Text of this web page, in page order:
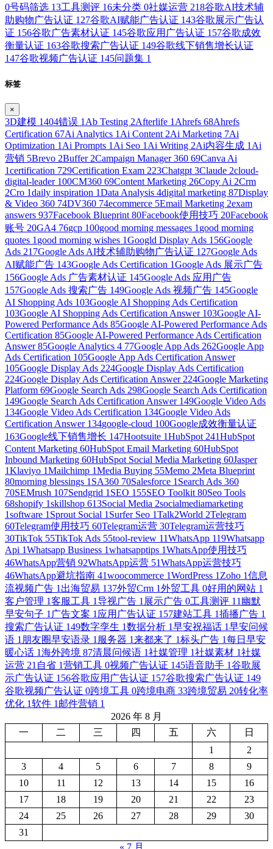
0号码筛选 13工具测评 16未分类 0社媒运营 218谷歌AI技术辅
助购物广告认证 127谷歌AI赋能广告认证 143谷歌展示广告认
证 156谷歌广告素材认证 145谷歌应用广告认证 157谷歌成效
衡量认证 163谷歌搜索广告认证 149谷歌线下销售增长认证
147谷歌视频广告认证 145问题集 1
标签
×
3D建模 1404错误 1 Ab Testing 2Afterlife 1 Ahrefs 68Ahrefs
Certification 67Ai Analytics 1 Ai Content 2Ai Marketing 7Ai
Optimization 1 Ai Prompts 1 Ai Seo 1 Ai Writing 2Ai内容生成 1 Ai
营销 5Brevo 2Buffer 2Campaign Manager 360 69Canva Ai
1certification 729Certification Exam 223Chatgpt 3Claude 2cloud-
digital-leader 100CM360 69Content Marketing 26Copy Ai 2Crm
2Cro 1daily inspiration 1Data Analysis 4digital marketing 87Display
& Video 360 74DV360 74ecommerce 5Email Marketing 2exam
answers 937Facebook Blueprint 80Facebook使用技巧 20Facebook
账号 20GA4 76gcp 100good morning messages 1 good morning
quotes 1 good morning wishes 1Googld Display Ads 156Google
Ads 217Google Ads AI技术辅助购物广告认证 127Google Ads
AI赋能广告 143Google Ads Certification 1Google Ads 展示广告
156Google Ads 广告素材认证 145Google Ads 应用广告
157Google Ads 搜索广告 149Google Ads 视频广告 145Google
AI Shopping Ads 103Google AI Shopping Ads Certification
103Google AI Shopping Ads Certification Answer 103Google AI-
Powered Performance Ads 85Google AI-Powered Performance Ads
Certification 85Google AI-Powered Performance Ads Certification
Answer85Google Analytics 4 77Google App Ads 262Google App
Ads Certification 105Google App Ads Certification Answer
105Google Display Ads 224Google Display Ads Certification
224Google Display Ads Certification Answer 224Google Marketing
Platform 69Google Search Ads 298Google Search Ads Certification
149Google Search Ads Certification Answer 149Google Video Ads
134Google Video Ads Certification 134Google Video Ads
Certification Answer 134google-cloud 100Google成效衡量认证
163Google线下销售增长 147Hootsuite 1HubSpot 241HubSpot
Content Marketing 60HubSpot Email Marketing 60HubSpot
Inbound Marketing 60HubSpot Social Media Marketing 60Jasper
1Klaviyo 1Mailchimp 1Media Buying 55Memo 2Meta Blueprint
80morning blessings 1 SA360 70Salesforce 1 Search Ads 360
70SEMrush 107Sendgrid 1 SEO 155SEO Toolkit 80Seo Tools
68shopify 1skillshop 613Social Media 2socialmediamarketing
1software 1 Sprout Social 1 Surfer Seo 1Talk2World 2Telegram
60Telegram使用技巧 60Telegram运营 30Telegram运营技巧
30TikTok 55TikTok Ads 55tool-review 11WhatsApp 119Whatsapp
Api 1Whatsapp Business 1whatsapptips 1WhatsApp使用技巧
46WhatsApp营销 92WhatsApp运营 51WhatsApp运营技巧
46WhatsApp避坑指南 41woocommerce 1WordPress 1 Zoho 1信息
流视频广告 1 出海贸易 137外贸Crm 1外贸工具 0好用的网站 1
客户管理 1客服工具 1导视广告 1 展示广告 0工具测评 11 幽默
早安句子 1 广告文案 1 应用广告认证 157建站工具 1插播广告 1
搜索广告认证 149数字孪生 1数据分析 1早安祝福话 1早安问候
语 1 朋友圈早安语录 1 服务器 1来都来了 1标头广告 1每日早安
暖心话 1海外跨境 87清晨问候语 1社媒管理 1社媒素材 1社媒
运营 21 自省 1营销工具 0视频广告认证 145语音助手 1谷歌展
示广告认证 156谷歌应用广告认证 157谷歌搜索广告认证 149
谷歌视频广告认证 0跨境工具 0跨境电商 33跨境贸易 20转化率
优化 1软件 1 邮件营销 1
2026 年 8 月
一
二 三 四 五 六
日
1
2
3
4 5 6 7 8
9
10
11 12 13 14 15
16
17
18 19 20 21 22
23
24
25 26 27 28 29
30
31
« 7 月